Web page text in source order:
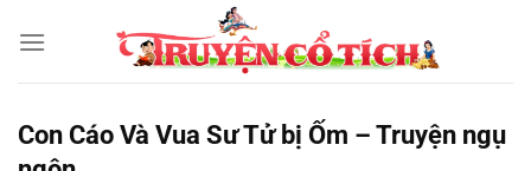
qua
Con Cáo Và Vua Sư Tử bị Ốm – Truyện ngụ